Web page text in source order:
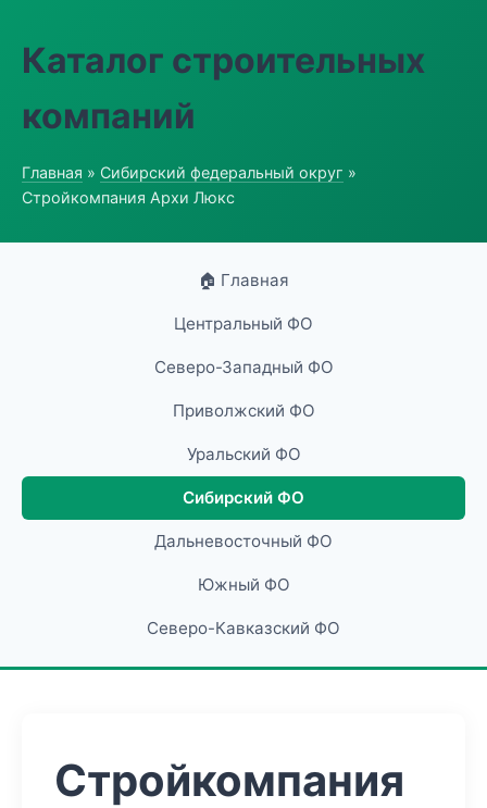
Каталог строительных
компаний
Главная » Сибирский федеральный округ »
Стройкомпания Архи Люкс
🏠 Главная
Центральный ФО
Северо-Западный ФО
Приволжский ФО
Уральский ФО
Сибирский ФО
Дальневосточный ФО
Южный ФО
Северо-Кавказский ФО
Стройкомпания